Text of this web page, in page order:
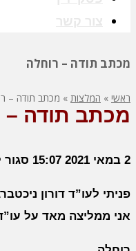
מכתב תודה – רוחלה
ראשי » המלצות » מכתב תודה –
מכתב תודה –
2 במאי 2021 15:07 סגור
פניתי לעו”ד דורון
אני ממליצה מאד על